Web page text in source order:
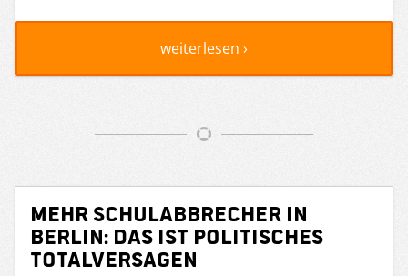
weiterlesen ›
Mehr Schulabbrecher in
Berlin: Das ist politisches
Totalversagen